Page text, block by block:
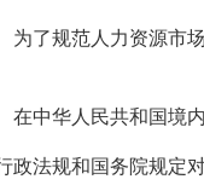
了规范人力资源市
中华人民共和国境
政法规和国务院规定